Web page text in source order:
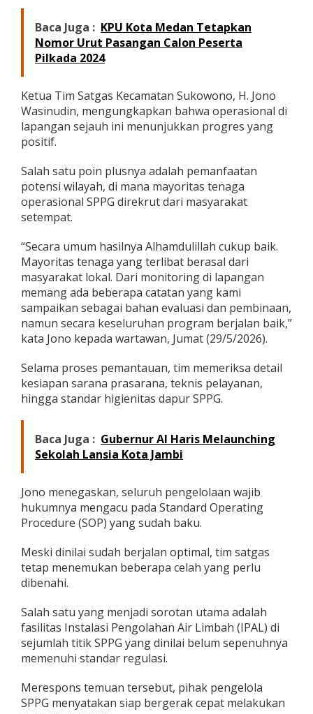
E
v
a
s
i
Baca Juga : KPU Kota Medan Tetapkan
Nomor Urut Pasangan Calon Peserta
Pilkada 2024
Ketua Tim Satgas Kecamatan Sukowono, H. Jono
Wasinudin, mengungkapkan bahwa operasional di
lapangan sejauh ini menunjukkan progres yang
positif.
Salah satu poin plusnya adalah pemanfaatan
potensi wilayah, di mana mayoritas tenaga
operasional SPPG direkrut dari masyarakat
setempat.
“Secara umum hasilnya Alhamdulillah cukup baik.
Mayoritas tenaga yang terlibat berasal dari
masyarakat lokal. Dari monitoring di lapangan
memang ada beberapa catatan yang kami
sampaikan sebagai bahan evaluasi dan pembinaan,
namun secara keseluruhan program berjalan baik,”
kata Jono kepada wartawan, Jumat (29/5/2026).
Selama proses pemantauan, tim memeriksa detail
kesiapan sarana prasarana, teknis pelayanan,
hingga standar higienitas dapur SPPG.
Baca Juga : Gubernur Al Haris Melaunching
Sekolah Lansia Kota Jambi
Jono menegaskan, seluruh pengelolaan wajib
hukumnya mengacu pada Standard Operating
Procedure (SOP) yang sudah baku.
Meski dinilai sudah berjalan optimal, tim satgas
tetap menemukan beberapa celah yang perlu
dibenahi.
Salah satu yang menjadi sorotan utama adalah
fasilitas Instalasi Pengolahan Air Limbah (IPAL) di
sejumlah titik SPPG yang dinilai belum sepenuhnya
memenuhi standar regulasi.
Merespons temuan tersebut, pihak pengelola
SPPG menyatakan siap bergerak cepat melakukan